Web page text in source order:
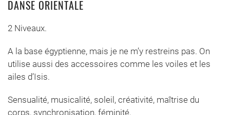
DANSE ORIENTALE
2 Niveaux.
A la base égyptienne, mais je ne m’y restreins pas. On
utilise aussi des accessoires comme les voiles et les
ailes d’Isis.
Sensualité, musicalité, soleil, créativité, maîtrise du
corps, synchronisation, féminité.